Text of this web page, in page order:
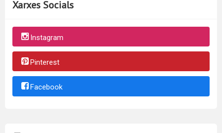
Xarxes Socials
Instagram
Pinterest
Facebook